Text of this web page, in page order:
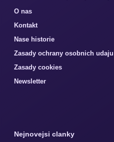
O nas
Kontakt
Nase historie
Zasady ochrany osobnich udaju
Zasady cookies
Newsletter
Nejnovejsi clanky